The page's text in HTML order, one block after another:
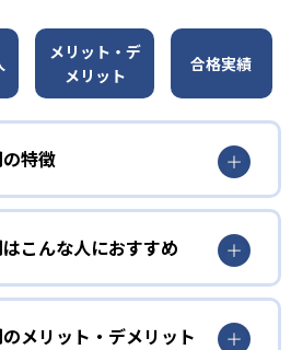
メリット・デ
メリット
合格実績
特徴
指導で先生が個別に回答
業スタイルは、独自の「巡回指
講師が教室を巡回しながら、生徒
チェック。その際、質問に答えた
解説の読み方を教えたりする。
こんな人におすすめ
小学生
勢を学びたい子ども向け
メリット・デメリット